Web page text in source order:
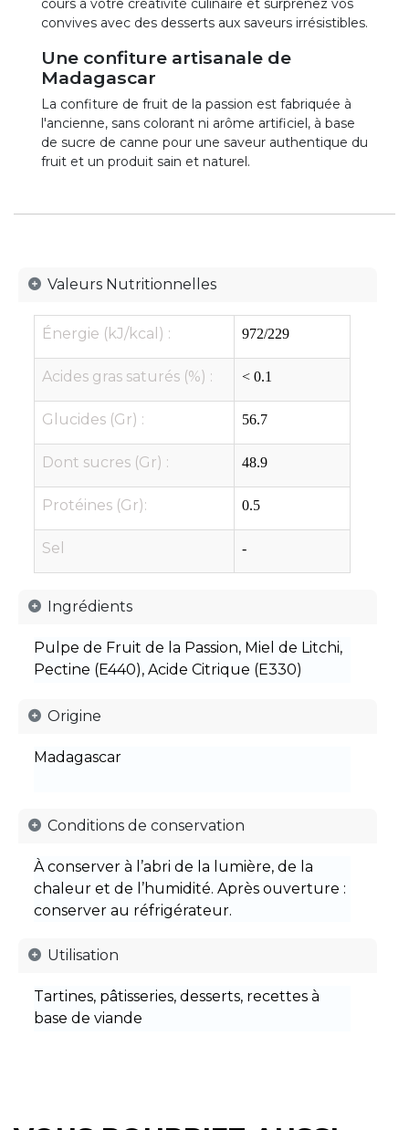
convives avec des desserts aux saveurs irrésistibles.
Une confiture artisanale de
Madagascar
La confiture de fruit de la passion est fabriquée à
l'ancienne, sans colorant ni arôme artificiel, à base
de sucre de canne pour une saveur authentique du
fruit et un produit sain et naturel.
Valeurs Nutritionnelles
Énergie (kJ/kcal) : 972/229
Acides gras saturés (%) : < 0.1
Glucides (Gr) : 56.7
Dont sucres (Gr) : 48.9
Protéines (Gr): 0.5
Sel -
Ingrédients
Pulpe de Fruit de la Passion, Miel de Litchi,
Pectine (E440), Acide Citrique (E330)
Origine
Madagascar
Conditions de conservation
À conserver à l’abri de la lumière, de la
chaleur et de l’humidité. Après ouverture :
conserver au réfrigérateur.
Utilisation
Tartines, pâtisseries, desserts, recettes à
base de viande